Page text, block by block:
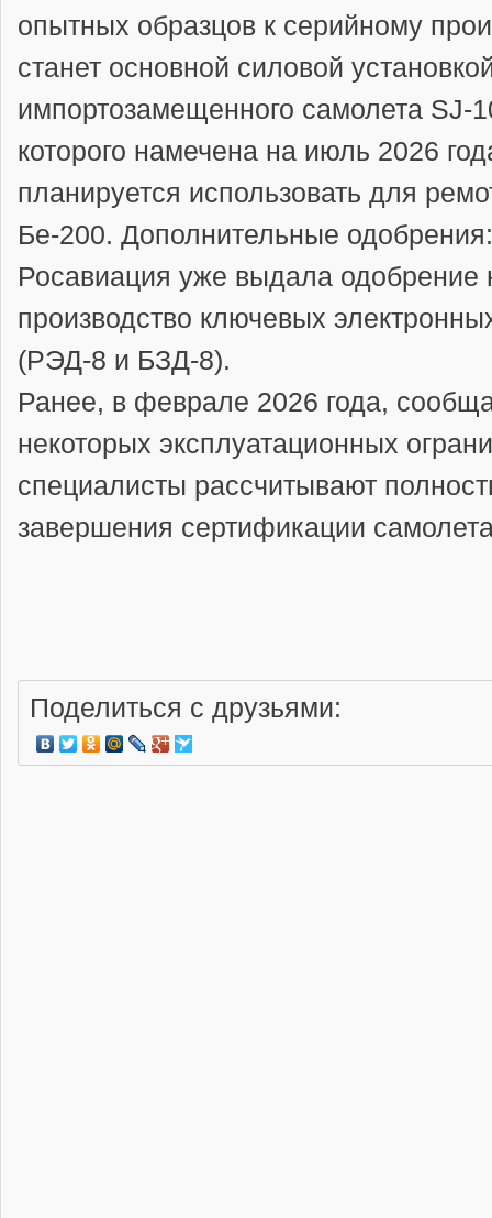
опытных образцов к серийному
станет основной силовой
импортозамещенного самолета SJ-
которого намечена на июль 2026
планируется использовать для
Бе-200. Дополнительные одобрения:
Росавиация уже выдала одобрение
производство ключевых
(РЭД-8 и БЗД-8).
Ранее, в феврале 2026 года,
некоторых эксплуатационных
специалисты рассчитывают
завершения сертификации
Поделиться с друзьями: